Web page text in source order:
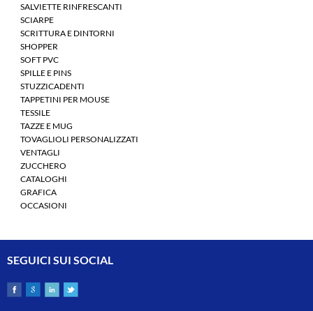
SALVIETTE RINFRESCANTI
SCIARPE
SCRITTURA E DINTORNI
SHOPPER
SOFT PVC
SPILLE E PINS
STUZZICADENTI
TAPPETINI PER MOUSE
TESSILE
TAZZE E MUG
TOVAGLIOLI PERSONALIZZATI
VENTAGLI
ZUCCHERO
CATALOGHI
GRAFICA
OCCASIONI
SEGUICI SUI SOCIAL